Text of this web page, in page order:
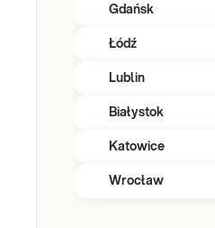
Gdańsk
Łódź
Lublin
Białystok
Katowice
Wrocław